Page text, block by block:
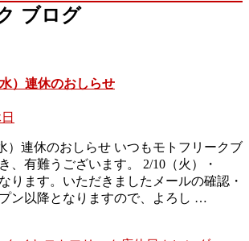
ブログ
）連休のおしらせ
）連休のおしらせ いつもモトフリークブ
、有難うございます。 2/10（火）・
ります。いただきましたメールの確認・
ン以降となりますので、よろし …